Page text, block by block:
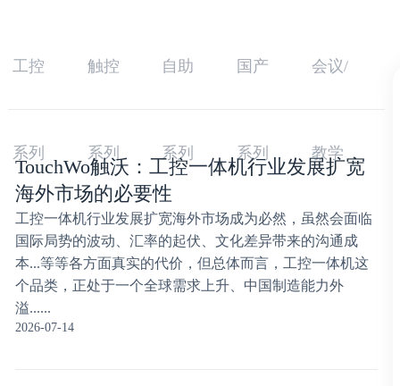
工控
系列
触控
系列
自助
系列
国产
系列
会议/
教学
TouchWo触沃：工控一体机行业发展扩宽
海外市场的必要性
工控一体机行业发展扩宽海外市场成为必然，虽然会面临
国际局势的波动、汇率的起伏、文化差异带来的沟通成
本...等等各方面真实的代价，但总体而言，工控一体机这
个品类，正处于一个全球需求上升、中国制造能力外
溢......
2026-07-14